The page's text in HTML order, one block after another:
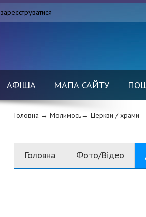
зареєструватися
АФІША МАПА САЙТУ
Головна → Молимось→ Церкви / храми
Головна Фото/Відео